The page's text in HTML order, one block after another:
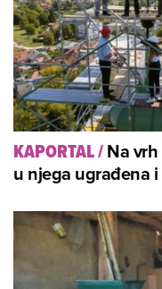
KAPORTAL/Na
u njega ugrađena